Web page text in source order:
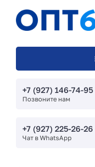
+7 (927) 146-74-95
Позвоните нам
+7 (927) 225-26-26
Чат в WhatsApp